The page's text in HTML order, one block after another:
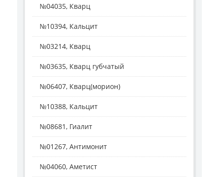
№04035, Кварц
№10394, Кальцит
№03214, Кварц
№03635, Кварц губчатый
№06407, Кварц(морион)
№10388, Кальцит
№08681, Гиалит
№01267, Антимонит
№04060, Аметист